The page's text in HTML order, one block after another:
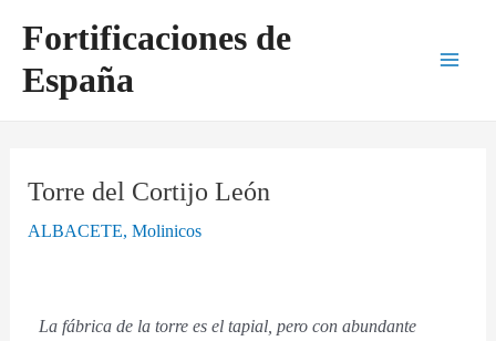
contenido
Fortificaciones de
España
Torre del Cortijo León
ALBACETE,Molinicos
La fábrica de la torre es el tapial, pero con abundante
de
entradas